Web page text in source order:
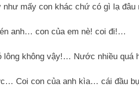
như mấy con khác chứ có gì lạ
anh… con của em nè! coi đi!…
lông không vậy!… Nước nhiều quá
Coi con của anh kìa… cái đầu